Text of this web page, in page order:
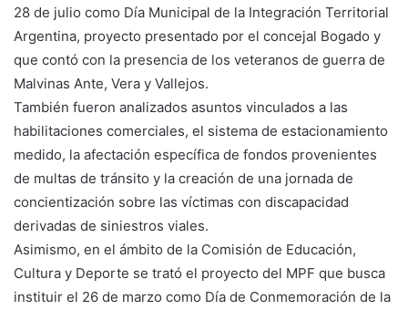
28 de julio como Día Municipal de la Integración Territorial
Argentina, proyecto presentado por el concejal Bogado y
que contó con la presencia de los veteranos de guerra de
Malvinas Ante, Vera y Vallejos.
También fueron analizados asuntos vinculados a las
habilitaciones comerciales, el sistema de estacionamiento
medido, la afectación específica de fondos provenientes
de multas de tránsito y la creación de una jornada de
concientización sobre las víctimas con discapacidad
derivadas de siniestros viales.
Asimismo, en el ámbito de la Comisión de Educación,
Cultura y Deporte se trató el proyecto del MPF que busca
instituir el 26 de marzo como Día de Conmemoración de la